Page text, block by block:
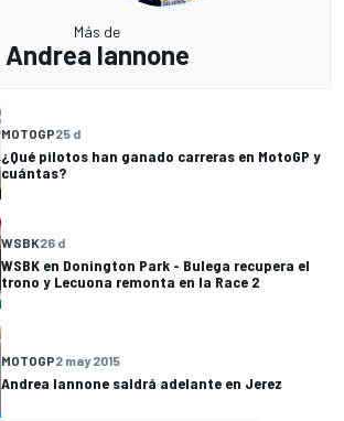
Más de
Andrea Iannone
MOTOGP25 d
¿Qué pilotos han ganado carreras en MotoGP y
cuántas?
WSBK26 d
WSBK en Donington Park - Bulega recupera el
trono y Lecuona remonta en la Race 2
MOTOGP2 may 2015
Andrea Iannone saldrá adelante en Jerez